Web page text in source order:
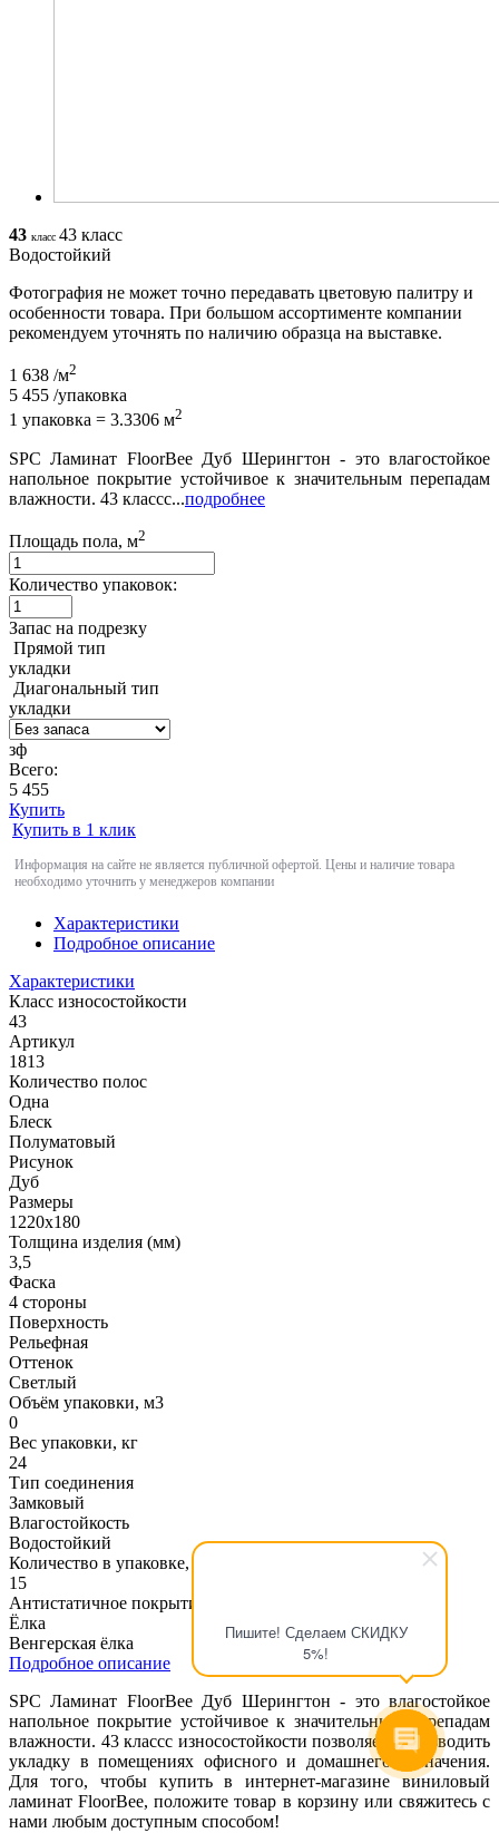
Пишите! Сделаем СКИДКУ
5%!
43 класс 43 класс
Водостойкий
Фотография не может точно передавать цветовую палитру и
особенности товара. При большом ассортименте компании
рекомендуем уточнять по наличию образца на выставке.
1 638 /м2
5 455 /упаковка
1 упаковка = 3.3306 м2
SPC Ламинат FloorBee Дуб Шерингтон - это влагостойкое
напольное покрытие устойчивое к значительным перепадам
влажности. 43 классс...подробнее
Площадь пола, м2
Количество упаковок:
Запас на подрезку
Прямой тип
укладки
Диагональный тип
укладки
зф
Всего:
5 455
Купить
Купить в 1 клик
Информация на сайте не является публичной офертой. Цены и наличие товара
необходимо уточнить у менеджеров компании
Характеристики
Подробное описание
Характеристики
Класс износостойкости
43
Артикул
1813
Количество полос
Одна
Блеск
Полуматовый
Рисунок
Дуб
Размеры
1220х180
Толщина изделия (мм)
3,5
Фаска
4 стороны
Поверхность
Рельефная
Оттенок
Светлый
Объём упаковки, м3
0
Вес упаковки, кг
24
Тип соединения
Замковый
Влагостойкость
Водостойкий
Количество в упаковке, шт
15
Антистатичное покрытие
Ёлка
Венгерская ёлка
Подробное описание
SPC Ламинат FloorBee Дуб Шерингтон - это влагостойкое
напольное покрытие устойчивое к значительным перепадам
влажности. 43 классс износостойкости позволяет производить
укладку в помещениях офисного и домашнего назначения.
Для того, чтобы купить в интернет-магазине виниловый
ламинат FloorBee, положите товар в корзину или свяжитесь с
нами любым доступным способом!